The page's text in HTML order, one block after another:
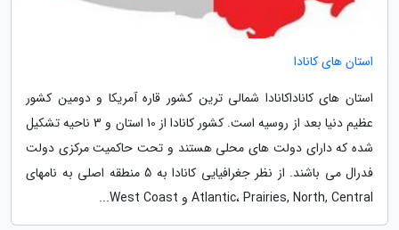
استان های کانادا
استان های کاناداکانادا شمالی ترین کشور قاره آمریکا و دومین کشور
عظیم دنیا بعد از روسیه است. کشور کانادا از 10 استان و 3 ناحیه تشکیل
شده که دارای دولت های محلی هستند و تحت حاکمیت مرکزی دولت
فدرال می باشند. از نظر جغرافیایی کانادا به 5 منطقه اصلی به نامهای
Atlantic، Prairies, North, Central و West Coast...